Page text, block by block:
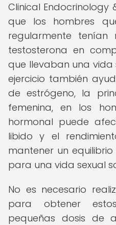
Clinical Endocrinology
que los hombres
regularmente
testosterona en
que llevaban una vida
ejercicio también
de estrógeno, la
femenina, en los
hormonal puede
libido y el
mantener un
para una vida sexual
No es necesario
para obtener
pequeñas dosis de